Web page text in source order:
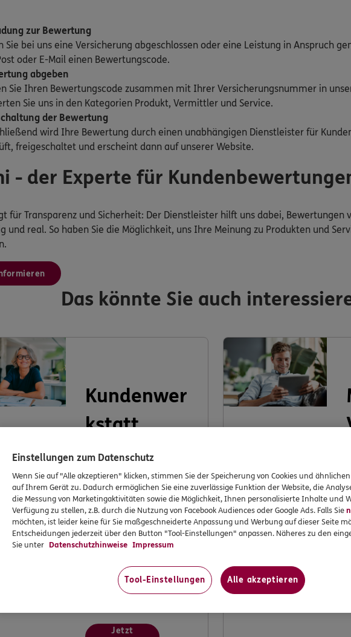
zur Bewertung
Sie bei uns eine Versicherung abgeschlossen oder eine Leistung in Anspruch
oder E-Mail einen Bewertungscode.
abgeben
Sie Ihren Bewertungscode zusammen mit Ihrer Versicherungsnummer in
Sie uns in den Kategorien Produkt, Vermittler und Service.
der Bewertung
wird Ihre Bewertung durch einen unabhängigen Dienstleister für
freigeschaltet und erscheint dann auf unserer Website.
- der Experte für
für Transparenz und Sicherheit: Der Dienstleister hilft uns dabei, Bewertungen
und real. So haben Sie die Möglichkeit, uns Ihre Meinung zu Produkten und
Das könnte Sie auch
Kundenwer
kstatt
Möchten Sie dabei
mithelfen, ERGO weiter
zu verbessern? Machen
Kundenwerkstatt.
Jetzt
Einstellungen zum Datenschutz
Wenn Sie auf "Alle akzeptieren" klicken, stimmen Sie der Speicherung von Cookies und
auf Ihrem Gerät zu. Dadurch ermöglichen Sie eine zuverlässige Funktion der Website, die
die Messung von Marketingaktivitäten sowie die Möglichkeit, Ihnen personalisierte Inhalte und
Verfügung zu stellen, z.B. durch die Nutzung von Facebook Audiences oder Google Ads. Falls Sie
möchten, ist leider keine für Sie maßgeschneiderte Anpassung und Werbung auf dieser Seite
Entscheidungen jederzeit über den Button "Tool-Einstellungen" anpassen. Näheres zu den
Sie unter Datenschutzhinweise Impressum
Tool-Einstellungen Alle akzeptieren